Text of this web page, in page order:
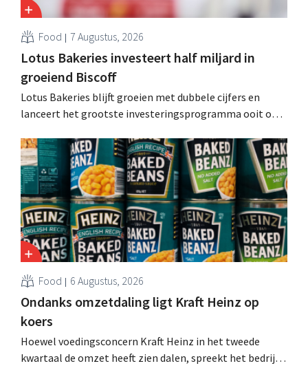
Food 7 Augustus, 2026
Lotus Bakeries investeert half miljard in
groeiend Biscoff
Lotus Bakeries blijft groeien met dubbele cijfers en
lanceert het grootste investeringsprogramma ooit om
moeten dit momentum grijpen”.
Food 6 Augustus, 2026
Ondanks omzetdaling ligt Kraft Heinz op
koers
Hoewel voedingsconcern Kraft Heinz in het tweede
kwartaal de omzet heeft zien dalen, spreekt het bedrijf